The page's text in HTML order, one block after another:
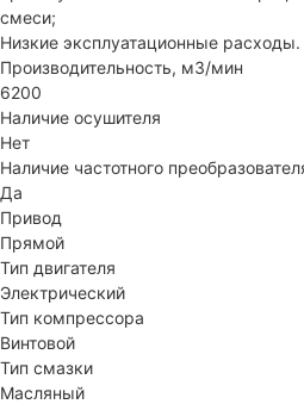
смеси;
Низкие эксплуатационные расходы.
Производительность, м3/мин
6200
Наличие осушителя
Нет
Наличие частотного
Да
Привод
Прямой
Тип двигателя
Электрический
Тип компрессора
Винтовой
Тип смазки
Масляный